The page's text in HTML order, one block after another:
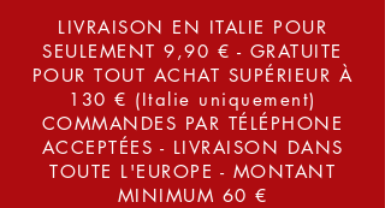
LIVRAISON EN ITALIE POUR
SEULEMENT 9,90 € - GRATUITE
POUR TOUT ACHAT SUPÉRIEUR À
130 € (Italie uniquement)
COMMANDES PAR TÉLÉPHONE
ACCEPTÉES - LIVRAISON DANS
TOUTE L'EUROPE - MONTANT
MINIMUM 60 €